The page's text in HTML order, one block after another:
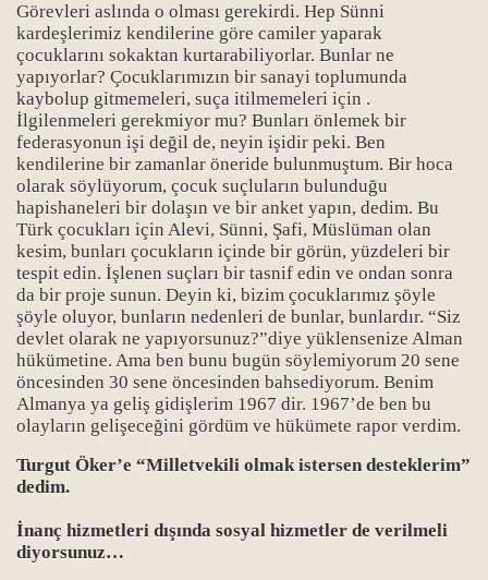
Görevleri aslında o olması gerekirdi. Hep Sünni
kardeşlerimiz kendilerine göre camiler yaparak
çocuklarını sokaktan kurtarabiliyorlar. Bunlar ne
yapıyorlar? Çocuklarımızın bir sanayi toplumunda
kaybolup gitmemeleri, suça itilmemeleri için .
İlgilenmeleri gerekmiyor mu? Bunları önlemek bir
federasyonun işi değil de, neyin işidir peki. Ben
kendilerine bir zamanlar öneride bulunmuştum. Bir hoca
olarak söylüyorum, çocuk suçluların bulunduğu
hapishaneleri bir dolaşın ve bir anket yapın, dedim. Bu
Türk çocukları için Alevi, Sünni, Şafi, Müslüman olan
kesim, bunları çocukların içinde bir görün, yüzdeleri bir
tespit edin. İşlenen suçları bir tasnif edin ve ondan sonra
da bir proje sunun. Deyin ki, bizim çocuklarımız şöyle
şöyle oluyor, bunların nedenleri de bunlar, bunlardır. “Siz
devlet olarak ne yapıyorsunuz?”diye yüklensenize Alman
hükümetine. Ama ben bunu bugün söylemiyorum 20 sene
öncesinden 30 sene öncesinden bahsediyorum. Benim
Almanya ya geliş gidişlerim 1967 dir. 1967’de ben bu
olayların gelişeceğini gördüm ve hükümete rapor verdim.
Turgut Öker’e “Milletvekili olmak istersen desteklerim”
dedim.
İnanç hizmetleri dışında sosyal hizmetler de verilmeli
diyorsunuz…
1
2
3
4
5
6
7